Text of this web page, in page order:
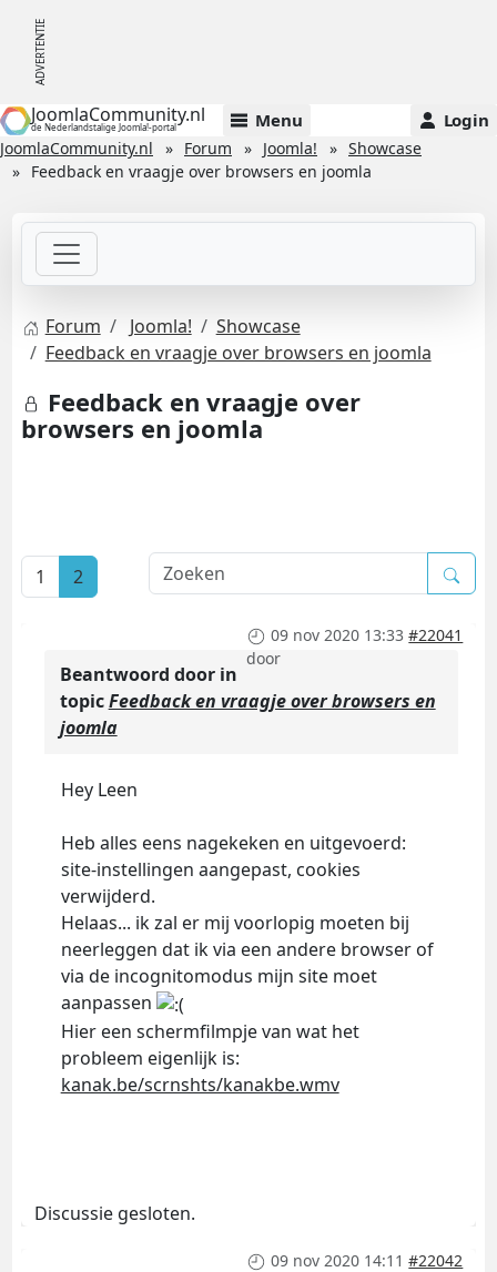
JoomlaCommunity.nl
de Nederlandstalige Joomla!-portal Menu Login
JoomlaCommunity.nl Forum Joomla!
Showcase
Feedback en vraagje over browsers en joomla
Forum Joomla!
Showcase
Feedback en vraagje over browsers en joomla
Feedback en vraagje over
browsers en joomla
1 2
09 nov 2020 13:33 #22041
door
Beantwoord door in
topicFeedback en vraagje over browsers en
joomla
Hey Leen
Heb alles eens nagekeken en uitgevoerd:
site-instellingen aangepast, cookies
verwijderd.
Helaas... ik zal er mij voorlopig moeten bij
neerleggen dat ik via een andere browser of
via de incognitomodus mijn site moet
aanpassen
Hier een schermfilmpje van wat het
probleem eigenlijk is:
kanak.be/scrnshts/kanakbe.wmv
Discussie gesloten.
09 nov 2020 14:11 #22042